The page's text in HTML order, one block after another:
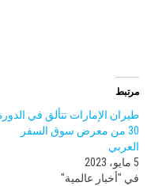
مرتبط
طيران الإمارات تتألق في
30 من معرض سوق السفر
العربي
5 مايو، 2023
في "أخبار عالمية"